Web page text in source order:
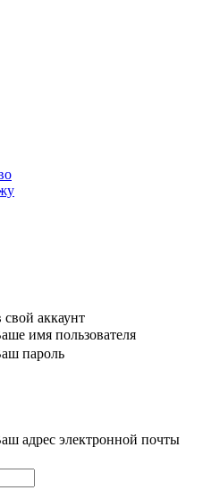
аккаунт
имя пользователя
пароль
адрес электронной почты